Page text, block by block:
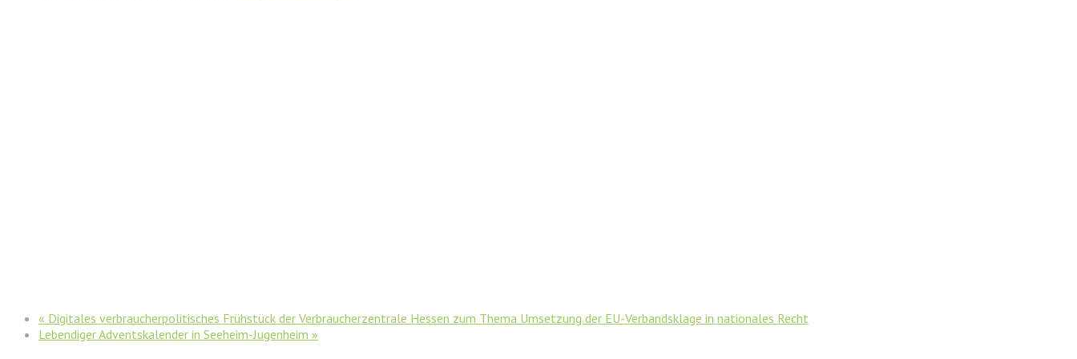
« Digitales verbraucherpolitisches Frühstück der Verbraucherzentrale Hessen zum Thema Umsetzung der EU-Verbandsklage in nationales Recht
Lebendiger Adventskalender in Seeheim-Jugenheim »